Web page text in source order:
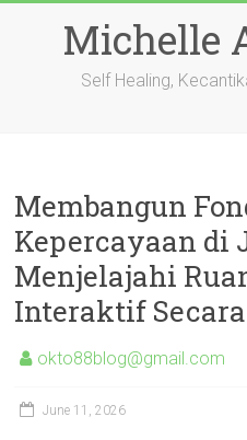
Michelle
Self Healing,
Membangun
Kepercayaan di
Menjelajahi
Interaktif Secara
okto88blog@gmail.com
June 11, 2026